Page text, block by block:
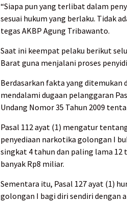
“Siapa pun yang terlibat dalam
sesuai hukum yang berlaku. Tidak
tegas AKBP Agung Tribawanto.
Saat ini keempat pelaku berikut
Barat guna menjalani proses
Berdasarkan fakta yang ditemukan
mendalami dugaan pelanggaran
Undang Nomor 35 Tahun 2009
Pasal 112 ayat (1) mengatur
penyediaan narkotika golongan I
singkat 4 tahun dan paling lama 12
banyak Rp8 miliar.
Sementara itu, Pasal 127 ayat (1)
golongan I bagi diri sendiri dengan